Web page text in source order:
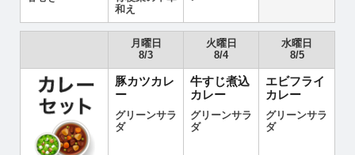
和え
月曜日
8/3
火曜日
8/4
水曜日
8/5
豚カツカレ
ー
グリーンサラ
ダ
牛すじ煮込
カレー
グリーンサラ
ダ
エビフライ
カレー
グリーンサラ
ダ